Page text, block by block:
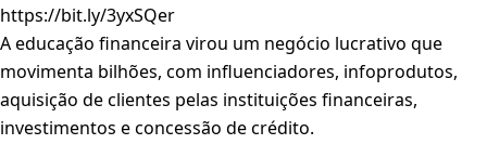
https://bit.ly/3yxSQer
A educação financeira virou um negócio lucrativo que
movimenta bilhões, com influenciadores, infoprodutos,
aquisição de clientes pelas instituições financeiras,
investimentos e concessão de crédito.